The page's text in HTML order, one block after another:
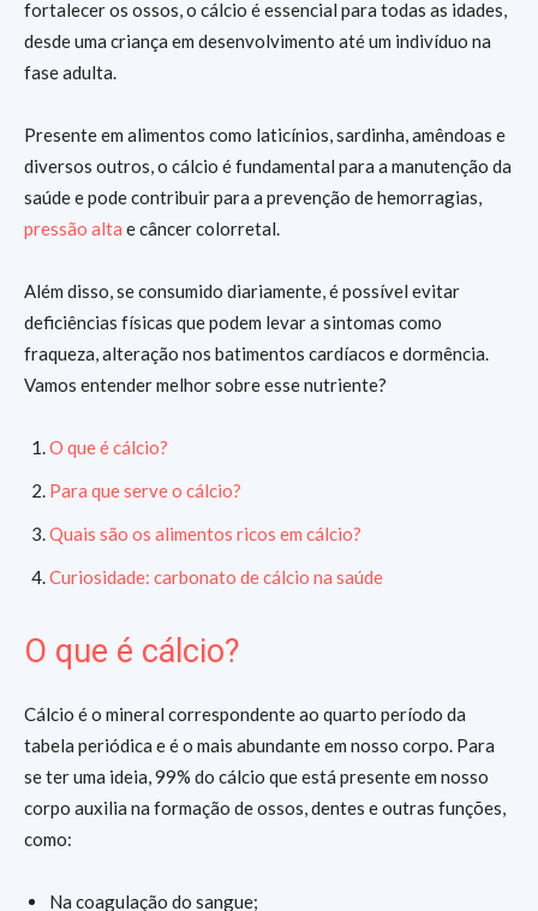
fortalecer os ossos, o cálcio é essencial para todas as idades,
desde uma criança em desenvolvimento até um indivíduo na
fase adulta.
Presente em alimentos como laticínios, sardinha, amêndoas e
diversos outros, o cálcio é fundamental para a manutenção da
saúde e pode contribuir para a prevenção de hemorragias,
pressão alta e câncer colorretal.
Além disso, se consumido diariamente, é possível evitar
deficiências físicas que podem levar a sintomas como
fraqueza, alteração nos batimentos cardíacos e dormência.
Vamos entender melhor sobre esse nutriente?
O que é cálcio?
Para que serve o cálcio?
Quais são os alimentos ricos em cálcio?
Curiosidade: carbonato de cálcio na saúde
O que é cálcio?
Cálcio é o mineral correspondente ao quarto período da
tabela periódica e é o mais abundante em nosso corpo. Para
se ter uma ideia, 99% do cálcio que está presente em nosso
corpo auxilia na formação de ossos, dentes e outras funções,
como:
Na coagulação do sangue;